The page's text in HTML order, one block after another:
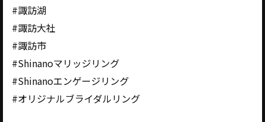
#諏訪湖
#諏訪大社
#諏訪市
#Shinanoマリッジリング
#Shinanoエンゲージリング
#オリジナルブライダルリング